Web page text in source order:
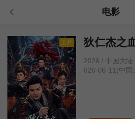
电影
正片 狄仁杰之
2026 / 中国大陆
026-06-11(中国